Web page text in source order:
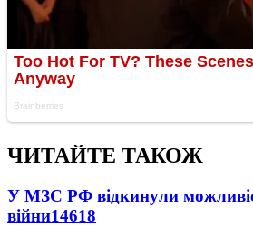
ЧИТАЙТЕ ТАКОЖ
У МЗС РФ відкинули
війни14618